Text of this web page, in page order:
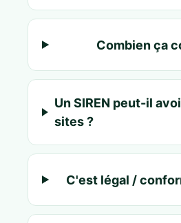
Combien ça
Un SIREN peut-il
sites ?
C'est légal /